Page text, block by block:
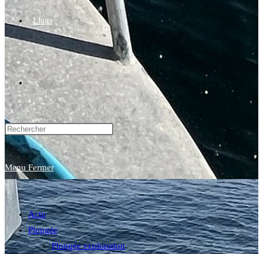
Liens
Toggle
website
search
Menu Fermer
Actu
Plongée
Plongée exploration